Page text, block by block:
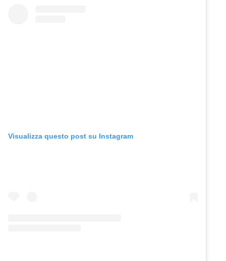
Visualizza questo post su Instagram